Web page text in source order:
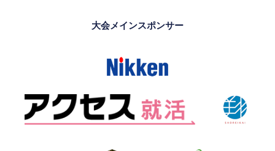
大会メインスポンサー